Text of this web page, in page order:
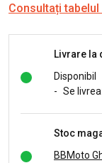
Consultați tabelul
Livrare la
Disponibil
- Se
Stoc
BBMoto